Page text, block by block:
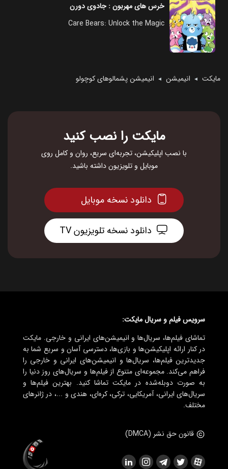
خرس های مهربون : جادوی دورن
Care Bears: Unlock the Magic
مایکت ◄ انیمیشن ◄ انیمیشن پشمالوهای کوچولو
مایکت را نصب کنید
با نصب اپلیکیشن، تجربه‌ای سریع، روان و کامل روی
موبایل و تلویزیون داشته باشید.
دانلود نسخه موبایل
دانلود نسخه تلویزیون TV
سرویس فیلم و سریال مایکت:
تماشای فیلم‌ها، سریال‌ها و انیمیشن‌های ایرانی و خارجی. مایکت
در کنار ارائه اپلیکیشن‌ها و بازی‌ها، دسترسی آسان و سریع شما به
جدیدترین فیلم‌ها، سریال‌ها و انیمیشن‌های ایرانی و خارجی را
فراهم می‌کند. مجموعه‌ای متنوع از فیلم‌ها و سریال‌های روز دنیا را
به صورت دوبله‌شده در مایکت تماشا کنید. بهترین فیلم‌ها و
سریال‌های ایرانی، آمریکایی، ترکی، کره‌ای، هندی و ...، در ژانرهای
مختلف.
قانون حق نشر (DMCA)